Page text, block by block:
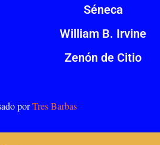
Séneca
William B. Irvine
Zenón de Citio
porTres Barbas